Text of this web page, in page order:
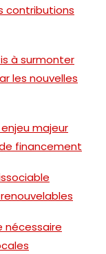
contributions
à surmonter
les nouvelles
majeur
financement
nécessaire